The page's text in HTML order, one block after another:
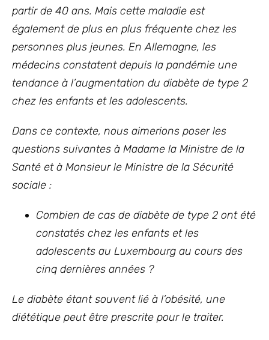
partir de 40 ans. Mais cette maladie est
également de plus en plus fréquente chez les
personnes plus jeunes. En Allemagne, les
médecins constatent depuis la pandémie une
tendance à l’augmentation du diabète de type 2
chez les enfants et les adolescents.
Dans ce contexte, nous aimerions poser les
questions suivantes à Madame la Ministre de la
Santé et à Monsieur le Ministre de la Sécurité
sociale :
Combien de cas de diabète de type 2 ont été
constatés chez les enfants et les
adolescents au Luxembourg au cours des
cinq dernières années ?
Le diabète étant souvent lié à l’obésité, une
diététique peut être prescrite pour le traiter.